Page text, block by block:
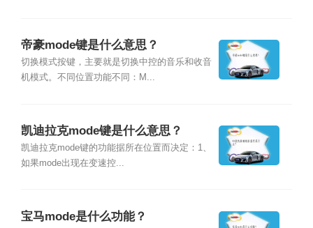
帝豪mode键是什么意思？
切换模式按键，主要就是切换中控的音乐和收音
机模式。不同位置功能不同：M...
凯迪拉克mode键是什么意思？
凯迪拉克mode键的功能据所在位置而决定：1、
如果mode出现在变速控...
宝马mode是什么功能？